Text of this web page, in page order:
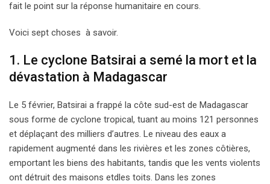
fait le point sur la réponse humanitaire en cours.
Voici sept choses à savoir.
1. Le cyclone Batsirai a semé la mort et la
dévastation à Madagascar
Le 5 février, Batsirai a frappé la côte sud-est de Madagascar
sous forme de cyclone tropical, tuant au moins 121 personnes
et déplaçant des milliers d’autres. Le niveau des eaux a
rapidement augmenté dans les rivières et les zones côtières,
emportant les biens des habitants, tandis que les vents violents
ont détruit des maisons etdles toits. Dans les zones